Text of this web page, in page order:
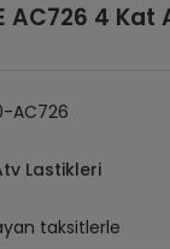
AC726 4 Kat
AC726
Lastikleri
taksitlerle